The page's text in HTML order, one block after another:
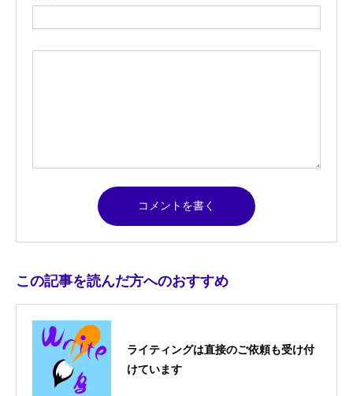
この記事を読んだ方へのおすすめ
ライティングは直接のご依頼も受け付
けています